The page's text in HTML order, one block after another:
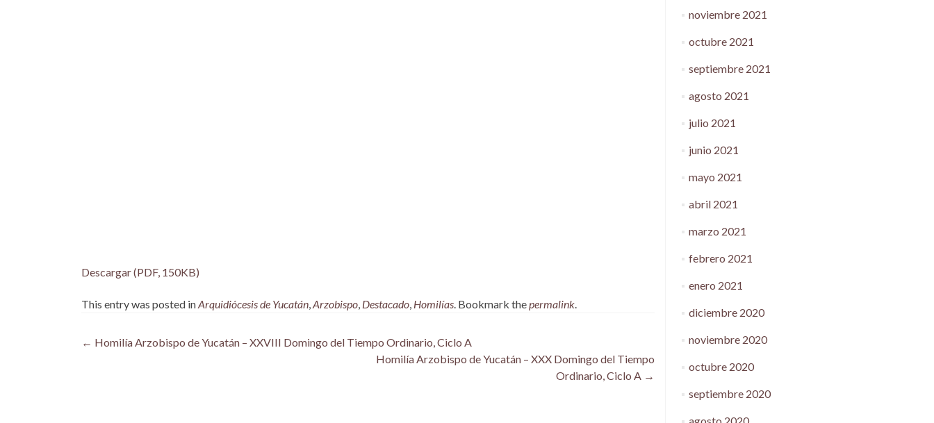
Descargar (PDF, 150KB)
This entry was posted inArquidiócesis de Yucatán,Arzobispo, Destacado, Homilías. Bookmark thepermalink.
Post
← Homilía Arzobispo de Yucatán – XXVIII Domingo del Tiempo Ordinario, Ciclo A
Homilía Arzobispo de Yucatán – XXX Domingo del Tiempo
Ordinario, Ciclo A →
noviembre 2021
octubre 2021
septiembre 2021
agosto 2021
julio 2021
junio 2021
mayo 2021
abril 2021
marzo 2021
febrero 2021
enero 2021
diciembre 2020
noviembre 2020
octubre 2020
septiembre 2020